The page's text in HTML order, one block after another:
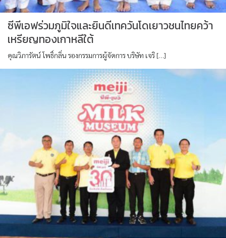
ซีพีเอฟร่วมภูมิใจและยินดีเทควันโดเยาวชนไทยคว้า
เหรียญทองเกาหลีใต้
คุณวิภารัตน์ โพธิ์กลิ่น รองกรรมการผู้จัดการ บริษัท เจริ […]